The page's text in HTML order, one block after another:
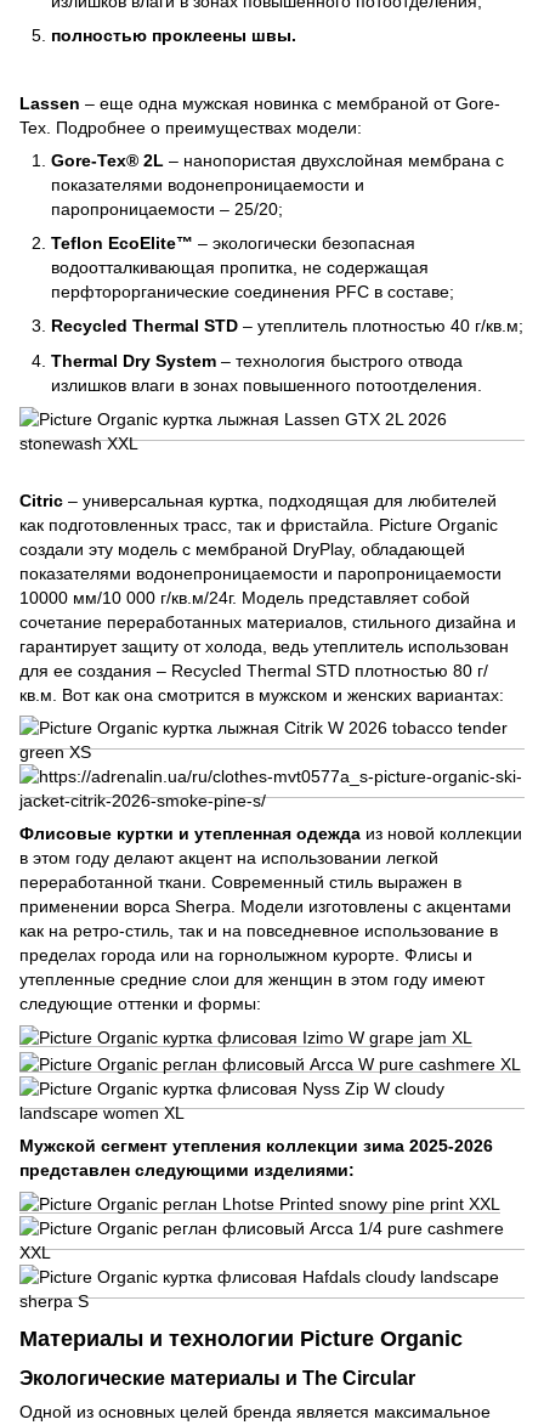
полностью проклеены швы.
Lassen – еще одна мужская новинка с мембраной от Gore-
Tex. Подробнее о преимуществах модели:
Gore-Tex® 2L – нанопористая двухслойная мембрана с
показателями водонепроницаемости и
паропроницаемости – 25/20;
Teflon EcoElite™ – экологически безопасная
водоотталкивающая пропитка, не содержащая
перфторорганические соединения PFC в составе;
Recycled Thermal STD – утеплитель плотностью 40 г/кв.м;
Thermal Dry System – технология быстрого отвода
излишков влаги в зонах повышенного потоотделения.
Citric – универсальная куртка, подходящая для любителей
как подготовленных трасс, так и фристайла. Picture Organic
создали эту модель с мембраной DryPlay, обладающей
показателями водонепроницаемости и паропроницаемости
10000 мм/10 000 г/кв.м/24г. Модель представляет собой
сочетание переработанных материалов, стильного дизайна и
гарантирует защиту от холода, ведь утеплитель использован
для ее создания – Recycled Thermal STD плотностью 80 г/
кв.м. Вот как она смотрится в мужском и женских вариантах:
Флисовые куртки и утепленная одежда из новой коллекции
в этом году делают акцент на использовании легкой
переработанной ткани. Современный стиль выражен в
применении ворса Sherpa. Модели изготовлены с акцентами
как на ретро-стиль, так и на повседневное использование в
пределах города или на горнолыжном курорте. Флисы и
утепленные средние слои для женщин в этом году имеют
следующие оттенки и формы:
Мужской сегмент утепления коллекции зима 2025-2026
представлен следующими изделиями:
Материалы и технологии Picture Organic
Экологические материалы и The Circular
Одной из основных целей бренда является максимальное